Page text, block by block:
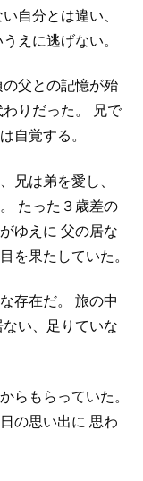
自分とは違い、
えに逃げない。
父との記憶が殆
りだった。
兄で
自覚する。
兄は弟を愛し、
たった３歳差の
ゆえに 父の居な
を果たしていた。
存在だ。
旅の中
い、足りていな
らもらっていた。
の思い出に 思わ